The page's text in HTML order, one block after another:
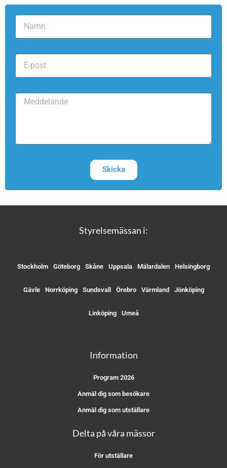
Skicka
Styrelsemässan i:
Stockholm Göteborg Skåne Uppsala Mälardalen Helsingborg
Gävle Norrköping Sundsvall Örebro Värmland Jönköping
Linköping Umeå
Information
Program 2026
Anmäl dig som besökare
Anmäl dig som utställare
Delta på våra mässor
För utställare